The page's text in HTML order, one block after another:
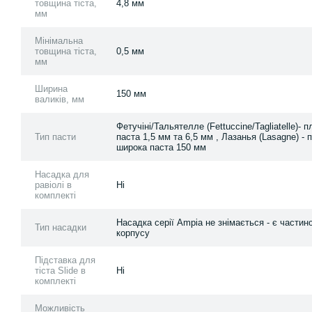
товщина тіста,
мм
4,8 мм
Мінімальна
товщина тіста,
мм
0,5 мм
Ширина
валиків, мм
150 мм
Тип пасти
Фетучіні/Тальятелле (Fettuccine/Tagliatelle)-
паста 1,5 мм та 6,5 мм , Лазанья (Lasagne) -
широка паста 150 мм
Насадка для
равіолі в
комплекті
Ні
Тип насадки
Насадка серії Ampia не знімається - є
корпусу
Підставка для
тіста Slide в
комплекті
Ні
Можливість